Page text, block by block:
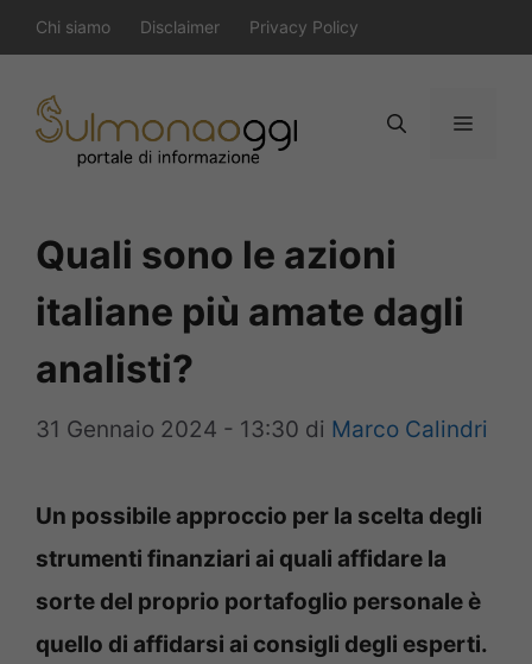
al
contenuto
Chi siamo Disclaimer Privacy Policy
Menu
Quali sono le azioni
italiane più amate dagli
analisti?
31 Gennaio 2024 - 13:30 di Marco Calindri
Un possibile approccio per la scelta degli
strumenti finanziari ai quali affidare la
sorte del proprio portafoglio personale è
quello di affidarsi ai consigli degli esperti.